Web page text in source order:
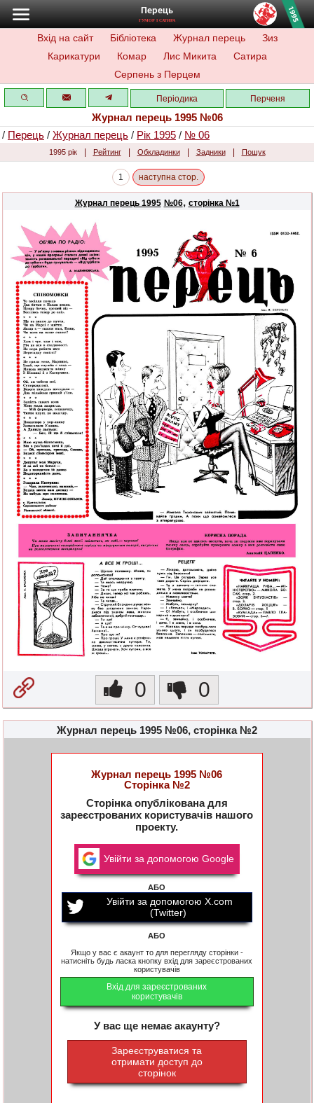
Перець
ГУМОР І САТИРА
Вхід на сайт Бібліотека Журнал перець
Зиз
Карикатури
Комар Лис Микита
Сатира
Серпень з Перцем
Періодика Перченя
Журнал перець 1995 №06
/ Перець / Журнал перець / Рік 1995 / № 06
1995 рік Рейтинг Обкладинки Задники Пошук
1 наступна стор.
Журнал перець 1995 №06, сторінка №1
0 0
Журнал перець 1995 №06, сторінка №2
Журнал перець 1995 №06
Сторінка №2
Сторінка опублікована для
зареєстрованих користувачів нашого
проекту.
Увійти за допомогою Google
АБО
Увійти за допомогою X.com
(Twitter)
АБО
Якщо у вас є акаунт то для перегляду сторінки -
натисніть будь ласка кнопку вхід для зареєстрованих
користувачів
Вхід для зареєстрованих
користувачів
У вас ще немає акаунту?
Зареєструватися та
отримати доступ до
сторінок